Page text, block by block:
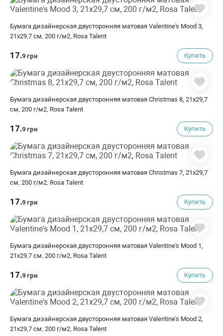
Бумага дизайнерская двусторонняя матовая Valentine's Mood 3,
21х29,7 см, 200 г/м2, Rosa Talent
17.9 грн Купить
Бумага дизайнерская двусторонняя матовая Christmas 8, 21х29,7
см, 200 г/м2, Rosa Talent
17.9 грн Купить
Бумага дизайнерская двусторонняя матовая Christmas 7, 21х29,7
см, 200 г/м2, Rosa Talent
17.9 грн Купить
Бумага дизайнерская двусторонняя матовая Valentine's Mood 1,
21х29,7 см, 200 г/м2, Rosa Talent
17.9 грн Купить
Бумага дизайнерская двусторонняя матовая Valentine's Mood 2,
21х29,7 см, 200 г/м2, Rosa Talent